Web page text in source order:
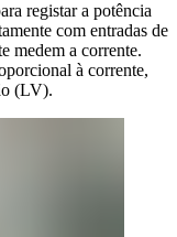
registar a potência
com entradas de
medem a corrente.
à corrente,
(LV).